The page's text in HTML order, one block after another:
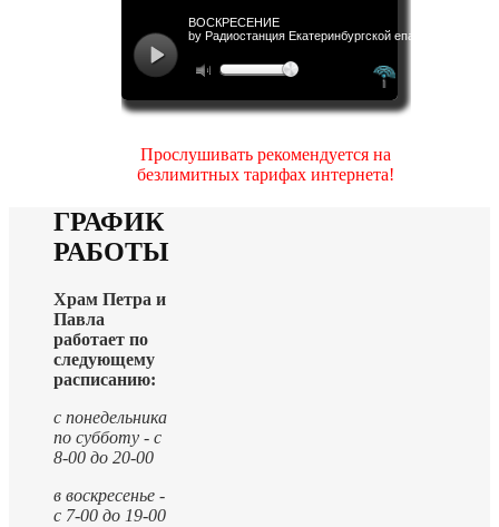
Прослушивать рекомендуется на
безлимитных тарифах интернета!
ГРАФИК
РАБОТЫ
Храм Петра и
Павла
работает по
следующему
расписанию:
с понедельника
по субботу - с
8-00 до 20-00
в воскресенье -
с 7-00 до 19-00